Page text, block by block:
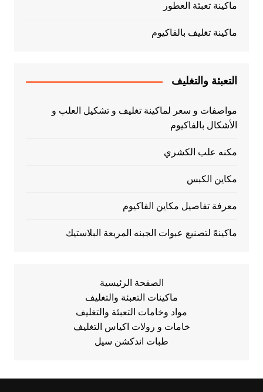
ماكينة تعبئة العطور
ماكينة تغليف بالفاكيوم
التعبئة والتغليف
مواصفات و سعر لماكينة تغليف و تشكيل العلب و
الأشكال بالفاكيوم
مكنه علب الكشري
مكاين الكبس
معرفة تفاصيل مكاين الفاكيوم
ماكينهً لتصنيع عبوات الجبنه المربعة البلاستيك
الصفحة الرئيسية
ماكينات التعبئة والتغليف
مواد وخامات التعبئة والتغليف
خامات و رولات اكياس التغليف
طبات اندكشن سيل